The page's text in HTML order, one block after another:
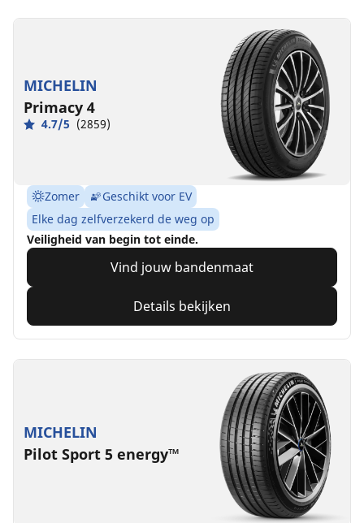
MICHELIN
Primacy 4
4.7/5 (2859)
Zomer
Geschikt voor EV
Elke dag zelfverzekerd de weg op
Veiligheid van begin tot einde.
Vind jouw bandenmaat
Details bekijken
MICHELIN
Pilot Sport 5 energy™